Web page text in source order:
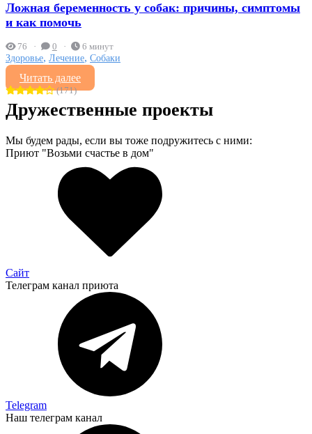
Ложная беременность у собак: причины, симптомы
и как помочь
76 0 6 минут
Здоровье, Лечение, Собаки
Читать далее
(171)
Дружественные проекты
Мы будем рады, если вы тоже подружитесь с ними:
Приют "Возьми счастье в дом"
Сайт
Телеграм канал приюта
Telegram
Наш телеграм канал